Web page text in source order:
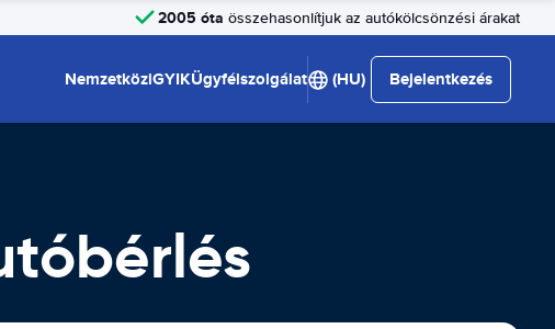
2005 óta összehasonlítjuk az autókölcsönzési árakat
NemzetköziGYIKÜgyfélszolgálat (HU) Bejelentkezés